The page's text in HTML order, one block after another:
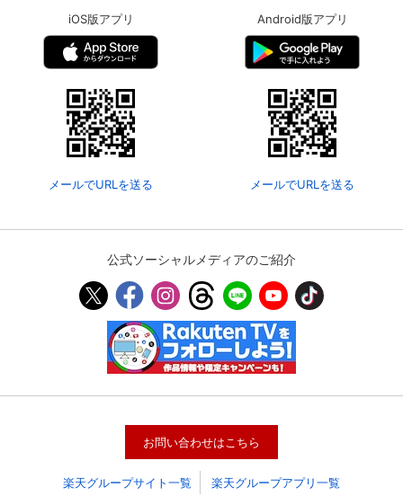
会員情報
決済方法変更 決済方法の変更が可能です。
iOS版アプリ
メールでURLを送る
Android版アプリ
メールでURLを送る
公式ソーシャルメディアのご紹介
お問い合わせはこちら
楽天グループサイト一覧 楽天グループアプリ一覧